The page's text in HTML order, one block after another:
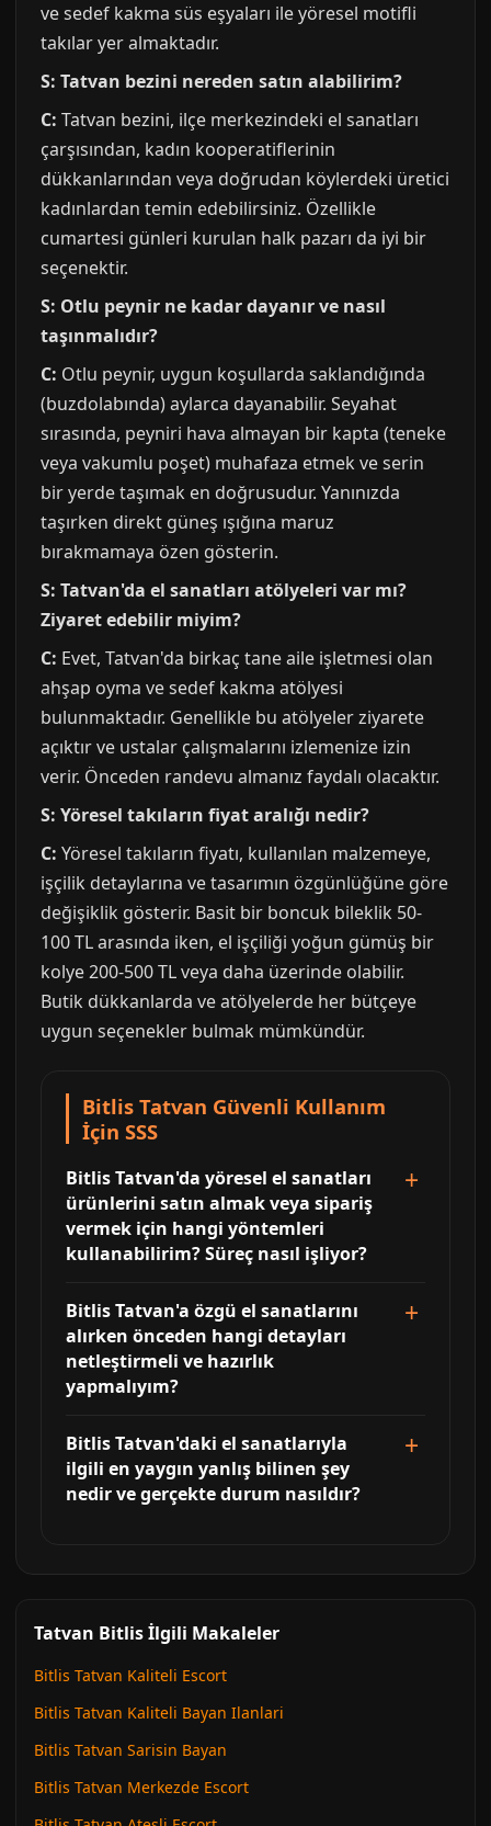
ve sedef kakma süs eşyaları ile yöresel motifli
takılar yer almaktadır.
S: Tatvan bezini nereden satın alabilirim?
C: Tatvan bezini, ilçe merkezindeki el sanatları
çarşısından, kadın kooperatiflerinin
dükkanlarından veya doğrudan köylerdeki üretici
kadınlardan temin edebilirsiniz. Özellikle
cumartesi günleri kurulan halk pazarı da iyi bir
seçenektir.
S: Otlu peynir ne kadar dayanır ve nasıl
taşınmalıdır?
C: Otlu peynir, uygun koşullarda saklandığında
(buzdolabında) aylarca dayanabilir. Seyahat
sırasında, peyniri hava almayan bir kapta (teneke
veya vakumlu poşet) muhafaza etmek ve serin
bir yerde taşımak en doğrusudur. Yanınızda
taşırken direkt güneş ışığına maruz
bırakmamaya özen gösterin.
S: Tatvan'da el sanatları atölyeleri var mı?
Ziyaret edebilir miyim?
C: Evet, Tatvan'da birkaç tane aile işletmesi olan
ahşap oyma ve sedef kakma atölyesi
bulunmaktadır. Genellikle bu atölyeler ziyarete
açıktır ve ustalar çalışmalarını izlemenize izin
verir. Önceden randevu almanız faydalı olacaktır.
S: Yöresel takıların fiyat aralığı nedir?
C: Yöresel takıların fiyatı, kullanılan malzemeye,
işçilik detaylarına ve tasarımın özgünlüğüne göre
değişiklik gösterir. Basit bir boncuk bileklik 50-
100 TL arasında iken, el işçiliği yoğun gümüş bir
kolye 200-500 TL veya daha üzerinde olabilir.
Butik dükkanlarda ve atölyelerde her bütçeye
uygun seçenekler bulmak mümkündür.
Bitlis Tatvan Güvenli Kullanım
İçin SSS
Bitlis Tatvan'da yöresel el sanatları
ürünlerini satın almak veya sipariş
vermek için hangi yöntemleri
kullanabilirim? Süreç nasıl işliyor?
Bitlis Tatvan'a özgü el sanatlarını
alırken önceden hangi detayları
netleştirmeli ve hazırlık
yapmalıyım?
Bitlis Tatvan'daki el sanatlarıyla
ilgili en yaygın yanlış bilinen şey
nedir ve gerçekte durum nasıldır?
Tatvan Bitlis İlgili Makaleler
Bitlis Tatvan Kaliteli Escort
Bitlis Tatvan Kaliteli Bayan Ilanlari
Bitlis Tatvan Sarisin Bayan
Bitlis Tatvan Merkezde Escort